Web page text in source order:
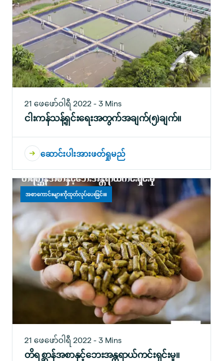
21 ဖေဖော်ဝါရီ 2022 - 3 Mins
ငါးကန်သန့်ရှင်းရေးအတွက်အချက်(၅)ချက်။
ဆောင်းပါးအားဖတ်ရှုမည်
အစာကောင်းများကိုထုတ်လုပ်ပေးခြင်း။
21 ဖေဖော်ဝါရီ 2022 - 3 Mins
တိရစ္ဆာန်အစာနှင့်ဘေးအန္တရာယ်ကင်းရှင်းမှု။